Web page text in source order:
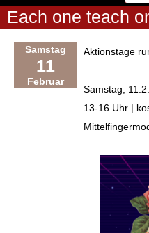
Each one teach
Samstag
11
Februar
Aktionstage
Samstag,
13-16 Uhr |